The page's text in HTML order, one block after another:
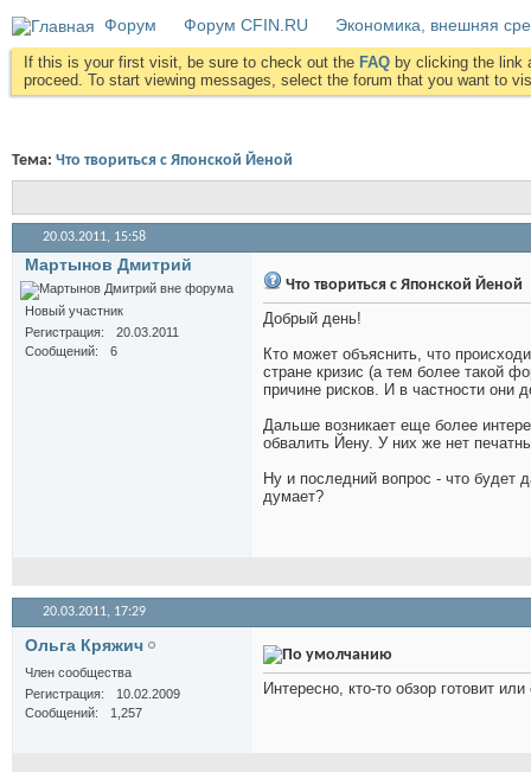
Форум Форум CFIN.RU Экономика, внешняя
If this is your first visit, be sure to check out the FAQ by clicking the link
proceed. To start viewing messages, select the forum that you want to
Тема: Что твориться с Японской Йеной
20.03.2011, 15:58
Мартынов Дмитрий
Новый участник
Регистрация
20.03.2011
Сообщений
6
Что твориться с Японской Йеной
Добрый день!
Кто может объяснить, что
стране кризис (а тем более такой
причине рисков. И в частности они
Дальше возникает еще более
обвалить Йену. У них же нет
Ну и последний вопрос - что будет
думает?
20.03.2011, 17:29
Ольга Кряжич
Член сообщества
Регистрация
10.02.2009
Сообщений
1,257
Интересно, кто-то обзор готовит